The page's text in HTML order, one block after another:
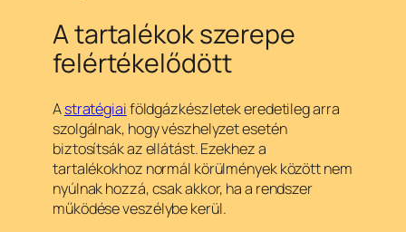
A tartalékok szerepe
felértékelődött
Astratégiaiföldgázkészletek eredetileg arra
szolgálnak, hogy vészhelyzet esetén
biztosítsák az ellátást. Ezekhez a
tartalékokhoz normál körülmények között nem
nyúlnak hozzá, csak akkor, ha a rendszer
működése veszélybe kerül.